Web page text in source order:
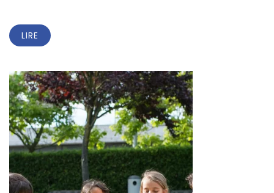
LIRE